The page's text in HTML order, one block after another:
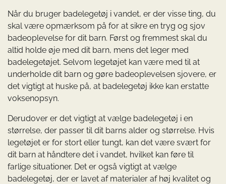
Når du bruger badelegetøj i vandet, er der visse ting, du
skal være opmærksom på for at sikre en tryg og sjov
badeoplevelse for dit barn. Først og fremmest skal du
altid holde øje med dit barn, mens det leger med
badelegetøjet. Selvom legetøjet kan være med til at
underholde dit barn og gøre badeoplevelsen sjovere, er
det vigtigt at huske på, at badelegetøj ikke kan erstatte
voksenopsyn.
Derudover er det vigtigt at vælge badelegetøj i en
størrelse, der passer til dit barns alder og størrelse. Hvis
legetøjet er for stort eller tungt, kan det være svært for
dit barn at håndtere det i vandet, hvilket kan føre til
farlige situationer. Det er også vigtigt at vælge
badelegetøj, der er lavet af materialer af høj kvalitet og